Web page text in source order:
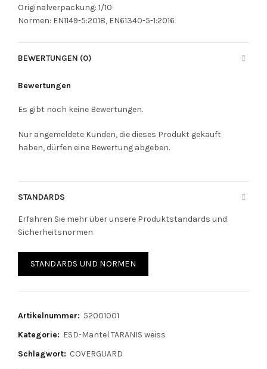
Originalverpackung: 1/10
Normen: EN1149-5:2018, EN61340-5-1:2016
BEWERTUNGEN (0)
Bewertungen
Es gibt noch keine Bewertungen.
Nur angemeldete Kunden, die dieses Produkt gekauft
haben, dürfen eine Bewertung abgeben.
STANDARDS
Erfahren Sie mehr über unsere Produktstandards und
Sicherheitsnormen
STANDARDS UND NORMEN
Artikelnummer: 52001001
Kategorie: ESD-Mantel TARANIS weiss
Schlagwort: COVERGUARD